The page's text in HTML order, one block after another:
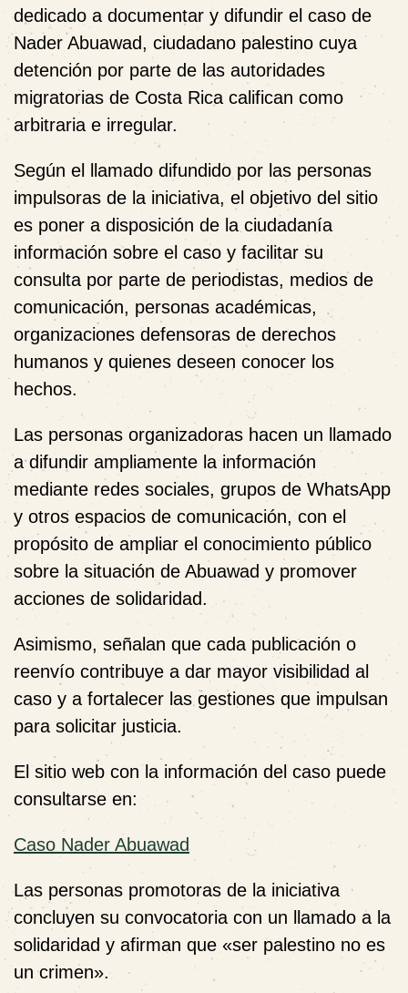
dedicado a documentar y difundir el caso de
Nader Abuawad, ciudadano palestino cuya
detención por parte de las autoridades
migratorias de Costa Rica califican como
arbitraria e irregular.
Según el llamado difundido por las personas
impulsoras de la iniciativa, el objetivo del sitio
es poner a disposición de la ciudadanía
información sobre el caso y facilitar su
consulta por parte de periodistas, medios de
comunicación, personas académicas,
organizaciones defensoras de derechos
humanos y quienes deseen conocer los
hechos.
Las personas organizadoras hacen un llamado
a difundir ampliamente la información
mediante redes sociales, grupos de WhatsApp
y otros espacios de comunicación, con el
propósito de ampliar el conocimiento público
sobre la situación de Abuawad y promover
acciones de solidaridad.
Asimismo, señalan que cada publicación o
reenvío contribuye a dar mayor visibilidad al
caso y a fortalecer las gestiones que impulsan
para solicitar justicia.
El sitio web con la información del caso puede
consultarse en:
Caso Nader Abuawad
Las personas promotoras de la iniciativa
concluyen su convocatoria con un llamado a la
solidaridad y afirman que «ser palestino no es
un crimen».